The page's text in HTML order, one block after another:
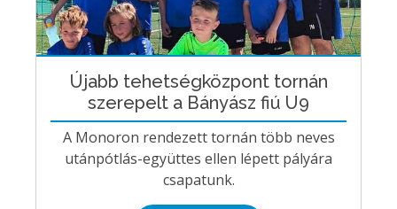
Újabb tehetségközpont tornán
szerepelt a Bányász fiú U9
A Monoron rendezett tornán több neves
utánpótlás-együttes ellen lépett pályára
csapatunk.